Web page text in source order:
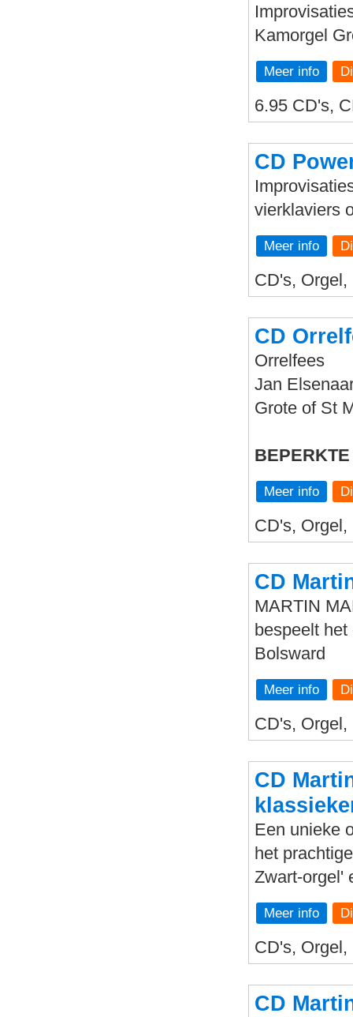
Kamorgel
Meer info
6.95 CD's,
CD
vierklaviers
Meer info
CD's, Orgel,
CD
Orrelfees
Jan
Grote of St
Meer info
CD's, Orgel,
CD
MARTIN
bespeelt
Bolsward
Meer info
CD's, Orgel,
CD
Een unieke
het
Zwart-orgel'
Meer info
CD's,
CD